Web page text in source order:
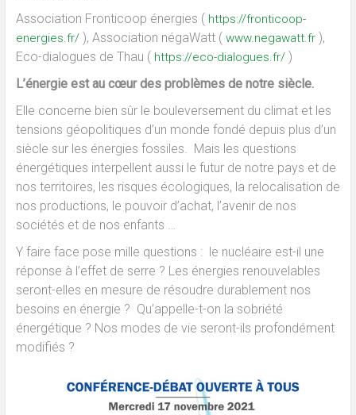
Association Fronticoop énergies ( https://fronticoop-
energies.fr/), Association négaWatt ( www.negawatt.fr),
Eco-dialogues de Thau ( https://eco-dialogues.fr/)
L’énergie est au cœur des problèmes de notre siècle.
Elle concerne bien sûr le bouleversement du climat et les
tensions géopolitiques d’un monde fondé depuis plus d’un
siècle sur les énergies fossiles. Mais les questions
énergétiques interpellent aussi le futur de notre pays et de
nos territoires, les risques écologiques, la relocalisation de
nos productions, le pouvoir d’achat, l’avenir de nos
sociétés et de nos enfants …
Y faire face pose mille questions : le nucléaire est-il une
réponse à l’effet de serre ? Les énergies renouvelables
seront-elles en mesure de résoudre durablement nos
besoins en énergie ? Qu’appelle-t-on la sobriété
énergétique ? Nos modes de vie seront-ils profondément
modifiés ?